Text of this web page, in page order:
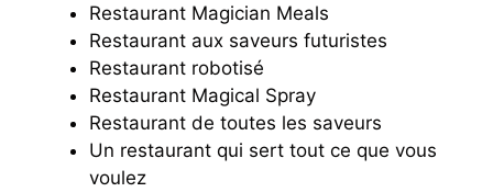
Restaurant Magician Meals
Restaurant aux saveurs futuristes
Restaurant robotisé
Restaurant Magical Spray
Restaurant de toutes les saveurs
Un restaurant qui sert tout ce que vous
voulez